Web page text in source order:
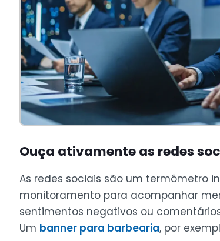
Ouça ativamente as redes
As redes sociais são um termômetro
monitoramento para acompanhar
sentimentos negativos ou
Um banner para barbearia, por